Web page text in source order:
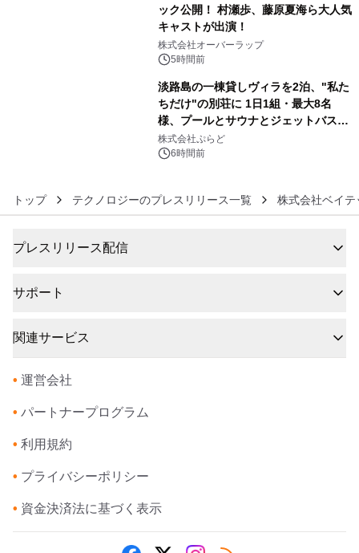
ック公開！ 村瀬歩、藤原夏海ら大人気
キャストが出演！
株式会社オーバーラップ
5時間前
淡路島の一棟貸しヴィラを2泊、"私た
ちだけ"の別荘に 1日1組・最大8名
様、プールとサウナとジェットバス付
きで Villa Mon Temps AWAJIの連泊
素泊りプラン
株式会社ぷらど
6時間前
トップ テクノロジーのプレスリリース一覧 株式会社ベイ
プレスリリース配信
サポート
関連サービス
• 運営会社
• パートナープログラム
• 利用規約
• プライバシーポリシー
• 資金決済法に基づく表示